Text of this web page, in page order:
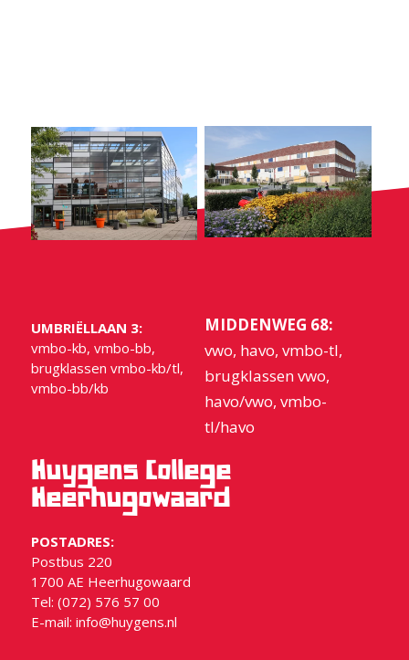
UMBRIËLLAAN 3:
vmbo-kb, vmbo-bb,
brugklassen vmbo-kb/tl,
vmbo-bb/kb
MIDDENWEG 68:
vwo, havo, vmbo-tl,
brugklassen vwo,
havo/vwo, vmbo-
tl/havo
Huygens College
Heerhugowaard
POSTADRES:
Postbus 220
1700 AE Heerhugowaard
Tel: (072) 576 57 00
E-mail: info@huygens.nl